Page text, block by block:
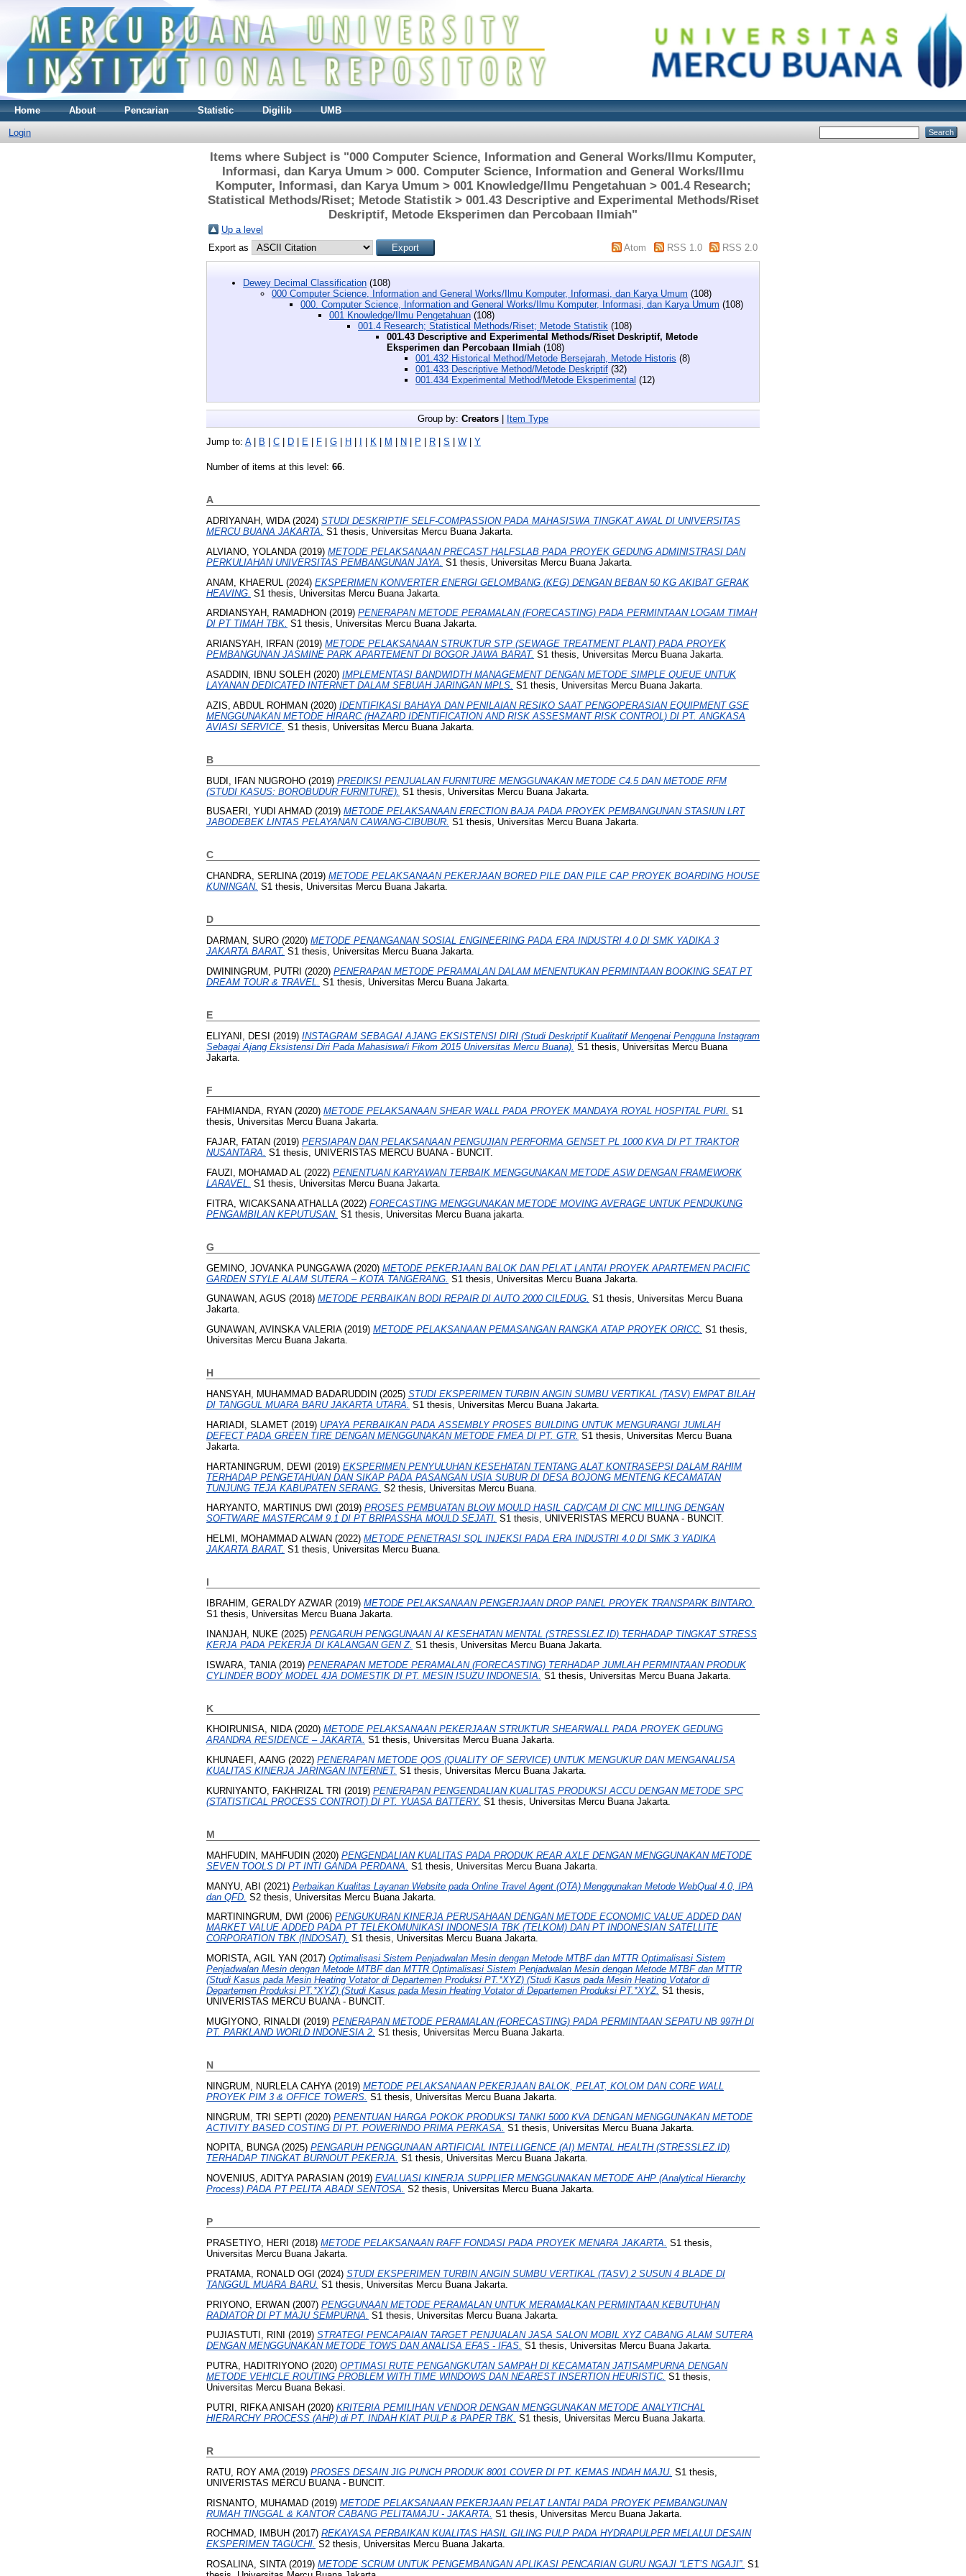
Home About Pencarian Statistic Digilib UMB
Login
Items where Subject is "000 Computer Science, Information and General Works/Ilmu Komputer,
Informasi, dan Karya Umum > 000. Computer Science, Information and General Works/Ilmu
Komputer, Informasi, dan Karya Umum > 001 Knowledge/Ilmu Pengetahuan > 001.4 Research;
Statistical Methods/Riset; Metode Statistik > 001.43 Descriptive and Experimental Methods/Riset
Deskriptif, Metode Eksperimen dan Percobaan Ilmiah"
Up a level
Export as
Atom RSS 1.0 RSS 2.0
Dewey Decimal Classification (108)
000 Computer Science, Information and General Works/Ilmu Komputer, Informasi, dan Karya Umum (108)
000. Computer Science, Information and General Works/Ilmu Komputer, Informasi, dan Karya Umum (108)
001 Knowledge/Ilmu Pengetahuan (108)
001.4 Research; Statistical Methods/Riset; Metode Statistik (108)
001.43 Descriptive and Experimental Methods/Riset Deskriptif, Metode
Eksperimen dan Percobaan Ilmiah (108)
001.432 Historical Method/Metode Bersejarah, Metode Historis (8)
001.433 Descriptive Method/Metode Deskriptif (32)
001.434 Experimental Method/Metode Eksperimental (12)
Group by: Creators Item Type
Jump to: A| B C D E F G H K M N P R S W Y
Number of items at this level: 66.
A
ADRIYANAH, WIDA(2024) STUDI DESKRIPTIF SELF-COMPASSION PADA MAHASISWA TINGKAT AWAL DI UNIVERSITAS
MERCU BUANA JAKARTA. S1 thesis, Universitas Mercu Buana Jakarta.
ALVIANO, YOLANDA(2019) METODE PELAKSANAAN PRECAST HALFSLAB PADA PROYEK GEDUNG ADMINISTRASI DAN
PERKULIAHAN UNIVERSITAS PEMBANGUNAN JAYA. S1 thesis, Universitas Mercu Buana Jakarta.
ANAM, KHAERUL (2024) EKSPERIMEN KONVERTER ENERGI GELOMBANG (KEG) DENGAN BEBAN 50 KG AKIBAT GERAK
HEAVING. S1 thesis, Universitas Mercu Buana Jakarta.
ARDIANSYAH, RAMADHON (2019) PENERAPAN METODE PERAMALAN (FORECASTING) PADA PERMINTAAN LOGAM TIMAH
DI PT TIMAH TBK. S1 thesis, Universitas Mercu Buana Jakarta.
ARIANSYAH, IRFAN (2019) METODE PELAKSANAAN STRUKTUR STP (SEWAGE TREATMENT PLANT) PADA PROYEK
PEMBANGUNAN JASMINE PARK APARTEMENT DI BOGOR JAWA BARAT. S1 thesis, Universitas Mercu Buana Jakarta.
ASADDIN, IBNU SOLEH (2020) IMPLEMENTASI BANDWIDTH MANAGEMENT DENGAN METODE SIMPLE QUEUE UNTUK
LAYANAN DEDICATED INTERNET DALAM SEBUAH JARINGAN MPLS. S1 thesis, Universitas Mercu Buana Jakarta.
AZIS, ABDUL ROHMAN (2020) IDENTIFIKASI BAHAYA DAN PENILAIAN RESIKO SAAT PENGOPERASIAN EQUIPMENT GSE
MENGGUNAKAN METODE HIRARC (HAZARD IDENTIFICATION AND RISK ASSESMANT RISK CONTROL) DI PT. ANGKASA
AVIASI SERVICE. S1 thesis, Universitas Mercu Buana Jakarta.
B
BUDI, IFAN NUGROHO (2019) PREDIKSI PENJUALAN FURNITURE MENGGUNAKAN METODE C4.5 DAN METODE RFM
(STUDI KASUS: BOROBUDUR FURNITURE). S1 thesis, Universitas Mercu Buana Jakarta.
BUSAERI, YUDI AHMAD (2019) METODE PELAKSANAAN ERECTION BAJA PADA PROYEK PEMBANGUNAN STASIUN LRT
JABODEBEK LINTAS PELAYANAN CAWANG-CIBUBUR. S1 thesis, Universitas Mercu Buana Jakarta.
C
CHANDRA, SERLINA(2019) METODE PELAKSANAAN PEKERJAAN BORED PILE DAN PILE CAP PROYEK BOARDING HOUSE
KUNINGAN. S1 thesis, Universitas Mercu Buana Jakarta.
D
DARMAN, SURO (2020) METODE PENANGANAN SOSIAL ENGINEERING PADA ERA INDUSTRI 4.0 DI SMK YADIKA 3
JAKARTA BARAT. S1 thesis, Universitas Mercu Buana Jakarta.
DWININGRUM, PUTRI (2020) PENERAPAN METODE PERAMALAN DALAM MENENTUKAN PERMINTAAN BOOKING SEAT PT
DREAM TOUR & TRAVEL.
S1 thesis, Universitas Mercu Buana Jakarta.
E
ELIYANI, DESI (2019) INSTAGRAM SEBAGAI AJANG EKSISTENSI DIRI (Studi Deskriptif Kualitatif Mengenai Pengguna Instagram
Sebagai Ajang Eksistensi Diri Pada Mahasiswa/i Fikom 2015 Universitas Mercu Buana). S1 thesis, Universitas Mercu Buana
Jakarta.
F
FAHMIANDA, RYAN (2020) METODE PELAKSANAAN SHEAR WALL PADA PROYEK MANDAYA ROYAL HOSPITAL PURI. S1
thesis, Universitas Mercu Buana Jakarta.
FAJAR, FATAN (2019) PERSIAPAN DAN PELAKSANAAN PENGUJIAN PERFORMA GENSET PL 1000 KVA DI PT TRAKTOR
NUSANTARA. S1 thesis, UNIVERISTAS MERCU BUANA - BUNCIT.
FAUZI, MOHAMAD AL (2022) PENENTUAN KARYAWAN TERBAIK MENGGUNAKAN METODE ASW DENGAN FRAMEWORK
LARAVEL. S1 thesis, Universitas Mercu Buana Jakarta.
FITRA, WICAKSANA ATHALLA(2022) FORECASTING MENGGUNAKAN METODE MOVING AVERAGE UNTUK PENDUKUNG
PENGAMBILAN KEPUTUSAN. S1 thesis, Universitas Mercu Buana jakarta.
G
GEMINO, JOVANKA PUNGGAWA(2020) METODE PEKERJAAN BALOK DAN PELAT LANTAI PROYEK APARTEMEN PACIFIC
GARDEN STYLE ALAM SUTERA – KOTA TANGERANG. S1 thesis, Universitas Mercu Buana Jakarta.
GUNAWAN, AGUS (2018) METODE PERBAIKAN BODI REPAIR DI AUTO 2000 CILEDUG. S1 thesis, Universitas Mercu Buana
Jakarta.
GUNAWAN, AVINSKA VALERIA(2019) METODE PELAKSANAAN PEMASANGAN RANGKA ATAP PROYEK ORICC. S1 thesis,
Universitas Mercu Buana Jakarta.
H
HANSYAH, MUHAMMAD BADARUDDIN (2025) STUDI EKSPERIMEN TURBIN ANGIN SUMBU VERTIKAL (TASV) EMPAT BILAH
DI TANGGUL MUARA BARU JAKARTA UTARA. S1 thesis, Universitas Mercu Buana Jakarta.
HARIADI, SLAMET (2019) UPAYA PERBAIKAN PADA ASSEMBLY PROSES BUILDING UNTUK MENGURANGI JUMLAH
DEFECT PADA GREEN TIRE DENGAN MENGGUNAKAN METODE FMEA DI PT. GTR. S1 thesis, Universitas Mercu Buana
Jakarta.
HARTANINGRUM, DEWI (2019) EKSPERIMEN PENYULUHAN KESEHATAN TENTANG ALAT KONTRASEPSI DALAM RAHIM
TERHADAP PENGETAHUAN DAN SIKAP PADA PASANGAN USIA SUBUR DI DESA BOJONG MENTENG KECAMATAN
TUNJUNG TEJA KABUPATEN SERANG. S2 thesis, Universitas Mercu Buana.
HARYANTO, MARTINUS DWI (2019) PROSES PEMBUATAN BLOW MOULD HASIL CAD/CAM DI CNC MILLING DENGAN
SOFTWARE MASTERCAM 9.1 DI PT BRIPASSHA MOULD SEJATI. S1 thesis, UNIVERISTAS MERCU BUANA - BUNCIT.
HELMI, MOHAMMAD ALWAN (2022) METODE PENETRASI SQL INJEKSI PADA ERA INDUSTRI 4.0 DI SMK 3 YADIKA
JAKARTA BARAT. S1 thesis, Universitas Mercu Buana.
I
IBRAHIM, GERALDY AZWAR (2019) METODE PELAKSANAAN PENGERJAAN DROP PANEL PROYEK TRANSPARK BINTARO.
S1 thesis, Universitas Mercu Buana Jakarta.
INANJAH, NUKE (2025) PENGARUH PENGGUNAAN AI KESEHATAN MENTAL (STRESSLEZ.ID) TERHADAP TINGKAT STRESS
KERJA PADA PEKERJA DI KALANGAN GEN Z. S1 thesis, Universitas Mercu Buana Jakarta.
ISWARA, TANIA(2019) PENERAPAN METODE PERAMALAN (FORECASTING) TERHADAP JUMLAH PERMINTAAN PRODUK
CYLINDER BODY MODEL 4JA DOMESTIK DI PT. MESIN ISUZU INDONESIA. S1 thesis, Universitas Mercu Buana Jakarta.
K
KHOIRUNISA, NIDA(2020) METODE PELAKSANAAN PEKERJAAN STRUKTUR SHEARWALL PADA PROYEK GEDUNG
ARANDRA RESIDENCE – JAKARTA. S1 thesis, Universitas Mercu Buana Jakarta.
KHUNAEFI, AANG (2022) PENERAPAN METODE QOS (QUALITY OF SERVICE) UNTUK MENGUKUR DAN MENGANALISA
KUALITAS KINERJA JARINGAN INTERNET. S1 thesis, Universitas Mercu Buana Jakarta.
KURNIYANTO, FAKHRIZAL TRI (2019) PENERAPAN PENGENDALIAN KUALITAS PRODUKSI ACCU DENGAN METODE SPC
(STATISTICAL PROCESS CONTROT) DI PT. YUASA BATTERY. S1 thesis, Universitas Mercu Buana Jakarta.
M
MAHFUDIN, MAHFUDIN (2020) PENGENDALIAN KUALITAS PADA PRODUK REAR AXLE DENGAN MENGGUNAKAN METODE
SEVEN TOOLS DI PT INTI GANDA PERDANA. S1 thesis, Universitas Mercu Buana Jakarta.
MANYU, ABI (2021) Perbaikan Kualitas Layanan Website pada Online Travel Agent (OTA) Menggunakan Metode WebQual 4.0, IPA
dan QFD. S2 thesis, Universitas Mercu Buana Jakarta.
MARTININGRUM, DWI (2006) PENGUKURAN KINERJA PERUSAHAAN DENGAN METODE ECONOMIC VALUE ADDED DAN
MARKET VALUE ADDED PADA PT TELEKOMUNIKASI INDONESIA TBK (TELKOM) DAN PT INDONESIAN SATELLITE
CORPORATION TBK (INDOSAT). S1 thesis, Universitas Mercu Buana Jakarta.
MORISTA, AGIL YAN (2017) Optimalisasi Sistem Penjadwalan Mesin dengan Metode MTBF dan MTTR Optimalisasi Sistem
Penjadwalan Mesin dengan Metode MTBF dan MTTR Optimalisasi Sistem Penjadwalan Mesin dengan Metode MTBF dan MTTR
(Studi Kasus pada Mesin Heating Votator di Departemen Produksi PT.*XYZ) (Studi Kasus pada Mesin Heating Votator di
Departemen Produksi PT.*XYZ) (Studi Kasus pada Mesin Heating Votator di Departemen Produksi PT.*XYZ. S1 thesis,
UNIVERISTAS MERCU BUANA - BUNCIT.
MUGIYONO, RINALDI (2019) PENERAPAN METODE PERAMALAN (FORECASTING) PADA PERMINTAAN SEPATU NB 997H DI
PT. PARKLAND WORLD INDONESIA 2. S1 thesis, Universitas Mercu Buana Jakarta.
N
NINGRUM, NURLELA CAHYA(2019) METODE PELAKSANAAN PEKERJAAN BALOK, PELAT, KOLOM DAN CORE WALL
PROYEK PIM 3 & OFFICE TOWERS. S1 thesis, Universitas Mercu Buana Jakarta.
NINGRUM, TRI SEPTI (2020) PENENTUAN HARGA POKOK PRODUKSI TANKI 5000 KVA DENGAN MENGGUNAKAN METODE
ACTIVITY BASED COSTING DI PT. POWERINDO PRIMA PERKASA. S1 thesis, Universitas Mercu Buana Jakarta.
NOPITA, BUNGA(2025) PENGARUH PENGGUNAAN ARTIFICIAL INTELLIGENCE (AI) MENTAL HEALTH (STRESSLEZ.ID)
TERHADAP TINGKAT BURNOUT PEKERJA. S1 thesis, Universitas Mercu Buana Jakarta.
NOVENIUS, ADITYA PARASIAN (2019) EVALUASI KINERJA SUPPLIER MENGGUNAKAN METODE AHP (Analytical Hierarchy
Process) PADA PT PELITA ABADI SENTOSA. S2 thesis, Universitas Mercu Buana Jakarta.
P
PRASETIYO, HERI (2018) METODE PELAKSANAAN RAFF FONDASI PADA PROYEK MENARA JAKARTA. S1 thesis,
Universitas Mercu Buana Jakarta.
PRATAMA, RONALD OGI (2024) STUDI EKSPERIMEN TURBIN ANGIN SUMBU VERTIKAL (TASV) 2 SUSUN 4 BLADE DI
TANGGUL MUARA BARU. S1 thesis, Universitas Mercu Buana Jakarta.
PRIYONO, ERWAN (2007) PENGGUNAAN METODE PERAMALAN UNTUK MERAMALKAN PERMINTAAN KEBUTUHAN
RADIATOR DI PT MAJU SEMPURNA. S1 thesis, Universitas Mercu Buana Jakarta.
PUJIASTUTI, RINI (2019) STRATEGI PENCAPAIAN TARGET PENJUALAN JASA SALON MOBIL XYZ CABANG ALAM SUTERA
DENGAN MENGGUNAKAN METODE TOWS DAN ANALISA EFAS - IFAS. S1 thesis, Universitas Mercu Buana Jakarta.
PUTRA, HADITRIYONO (2020) OPTIMASI RUTE PENGANGKUTAN SAMPAH DI KECAMATAN JATISAMPURNA DENGAN
METODE VEHICLE ROUTING PROBLEM WITH TIME WINDOWS DAN NEAREST INSERTION HEURISTIC. S1 thesis,
Universitas Mercu Buana Bekasi.
PUTRI, RIFKA ANISAH (2020) KRITERIA PEMILIHAN VENDOR DENGAN MENGGUNAKAN METODE ANALYTICHAL
HIERARCHY PROCESS (AHP) di PT. INDAH KIAT PULP & PAPER TBK. S1 thesis, Universitas Mercu Buana Jakarta.
R
RATU, ROY AMA(2019) PROSES DESAIN JIG PUNCH PRODUK 8001 COVER DI PT. KEMAS INDAH MAJU. S1 thesis,
UNIVERISTAS MERCU BUANA - BUNCIT.
RISNANTO, MUHAMAD (2019) METODE PELAKSANAAN PEKERJAAN PELAT LANTAI PADA PROYEK PEMBANGUNAN
RUMAH TINGGAL & KANTOR CABANG PELITAMAJU - JAKARTA. S1 thesis, Universitas Mercu Buana Jakarta.
ROCHMAD, IMBUH (2017) REKAYASA PERBAIKAN KUALITAS HASIL GILING PULP PADA HYDRAPULPER MELALUI DESAIN
EKSPERIMEN TAGUCHI. S2 thesis, Universitas Mercu Buana Jakarta.
ROSALINA, SINTA(2019) METODE SCRUM UNTUK PENGEMBANGAN APLIKASI PENCARIAN GURU NGAJI “LET’S NGAJI”. S1